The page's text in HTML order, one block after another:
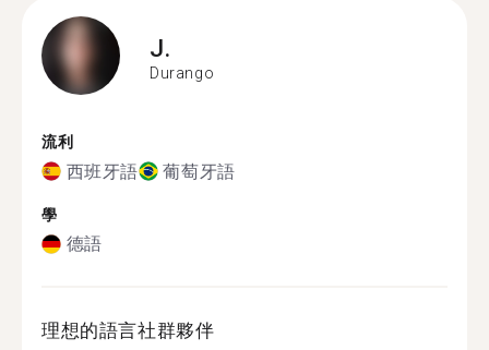
J.
Durango
流利
西班牙語 葡萄牙語
學
德語
理想的語言社群夥伴